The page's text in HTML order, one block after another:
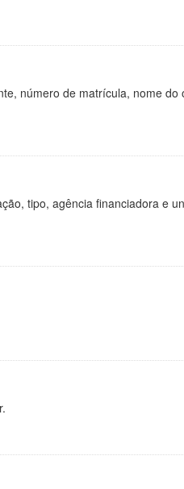
número de matrícula, nome do
tipo, agência financiadora e